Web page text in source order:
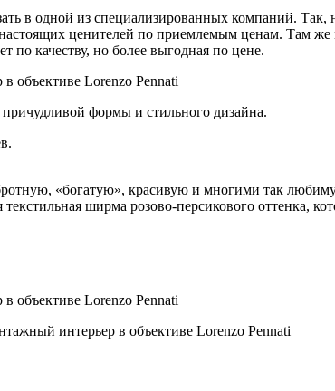
в одной из специализированных компаний. Так,
ценителей по приемлемым ценам. Там
по качеству, но более выгодная по цене.
формы и стильного дизайна.
«богатую», красивую и многими так
ширма розово-персикового оттенка,